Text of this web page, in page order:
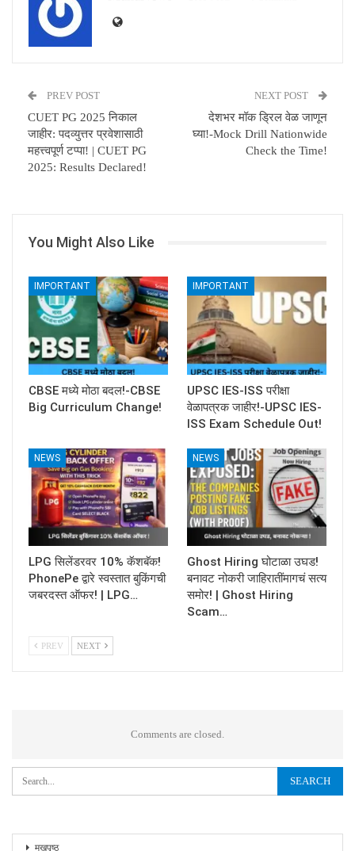
PREV POST
CUET PG 2025 निकाल
जाहीर: पदव्युत्तर प्रवेशासाठी
महत्त्वपूर्ण टप्पा! | CUET PG
2025: Results Declared!
NEXT POST
देशभर मॉक ड्रिल वेळ जाणून
घ्या!-Mock Drill Nationwide
Check the Time!
You Might Also Like
IMPORTANT
CBSE मध्ये मोठा बदल!-CBSE
Big Curriculum Change!
IMPORTANT
UPSC IES-ISS परीक्षा
वेळापत्रक जाहीर!-UPSC IES-
ISS Exam Schedule Out!
NEWS
LPG सिलेंडरवर 10% कॅशबॅक!
PhonePe द्वारे स्वस्तात बुकिंगची
जबरदस्त ऑफर! | LPG…
NEWS
Ghost Hiring घोटाळा उघड!
बनावट नोकरी जाहिरातींमागचं सत्य
समोर! | Ghost Hiring
Scam…
PREV NEXT
Comments are closed.
मुखपृष्ठ